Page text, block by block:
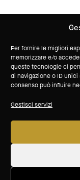
Per fornire le migliori
memorizzare e/o
queste tecnologie ci
di navigazione o ID
consenso può influire
Gestisci servizi
Vuoi ricevere
sponsor tecnico
soci